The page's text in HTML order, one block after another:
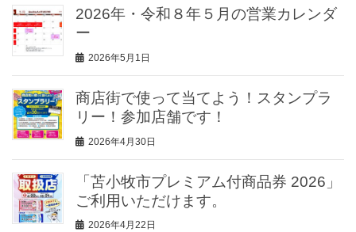
2026年・令和８年５月の営業カレンダ
ー
2026年5月1日
商店街で使って当てよう！スタンプラ
リー！参加店舗です！
2026年4月30日
「苫小牧市プレミアム付商品券 2026」
ご利用いただけます。
2026年4月22日